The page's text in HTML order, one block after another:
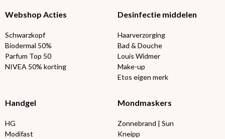
Webshop Acties
Schwarzkopf
Biodermal 50%
Parfum Top 50
NIVEA 50% korting
Desinfectie middelen
Haarverzorging
Bad & Douche
Louis Widmer
Make-up
Etos eigen merk
Handgel
HG
Modifast
Mondmaskers
Zonnebrand | Sun
Kneipp